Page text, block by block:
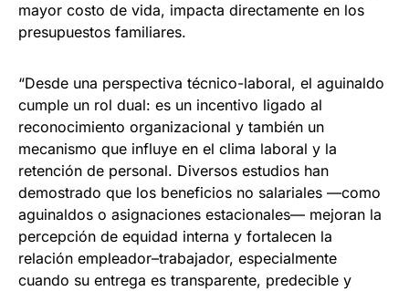
mayor costo de vida, impacta directamente en los
presupuestos familiares.
“Desde una perspectiva técnico-laboral, el aguinaldo
cumple un rol dual: es un incentivo ligado al
reconocimiento organizacional y también un
mecanismo que influye en el clima laboral y la
retención de personal. Diversos estudios han
demostrado que los beneficios no salariales —como
aguinaldos o asignaciones estacionales— mejoran la
percepción de equidad interna y fortalecen la
relación empleador–trabajador, especialmente
cuando su entrega es transparente, predecible y